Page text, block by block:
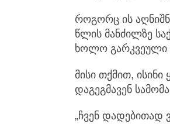
როგორც ის
წლის მანძილზე
ხოლო გარკვეული
მისი თქმით,
დაგეგმავენ
„ჩვენ დადებითად